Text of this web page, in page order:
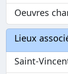
Oeuvres
Lieux
Saint-